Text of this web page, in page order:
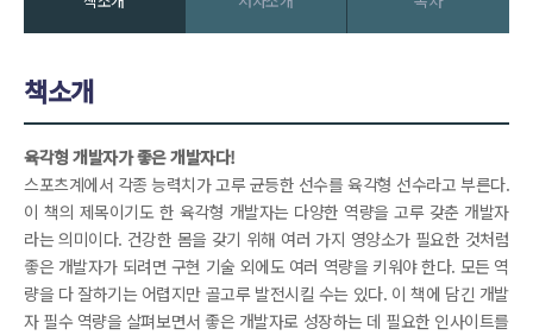
책소개
육각형 개발자가 좋은 개발자다!
스포츠계에서 각종 능력치가 고루 균등한 선수를 육각형 선수라고 부른다.
이 책의 제목이기도 한 육각형 개발자는 다양한 역량을 고루 갖춘 개발자
라는 의미이다. 건강한 몸을 갖기 위해 여러 가지 영양소가 필요한 것처럼
좋은 개발자가 되려면 구현 기술 외에도 여러 역량을 키워야 한다. 모든 역
량을 다 잘하기는 어렵지만 골고루 발전시킬 수는 있다. 이 책에 담긴 개발
자 필수 역량을 살펴보면서 좋은 개발자로 성장하는 데 필요한 인사이트를